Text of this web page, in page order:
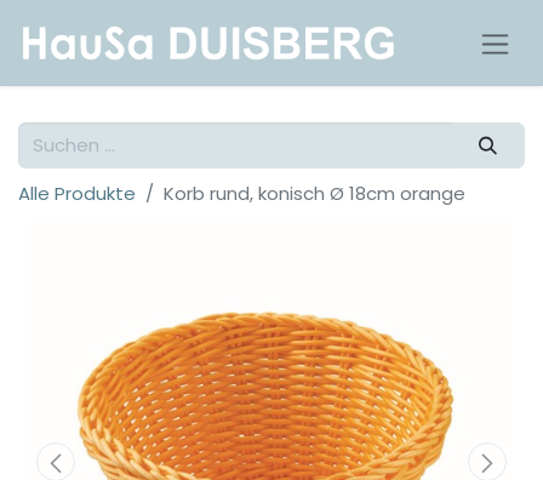
Alle Produkte Korb rund, konisch Ø 18cm orange